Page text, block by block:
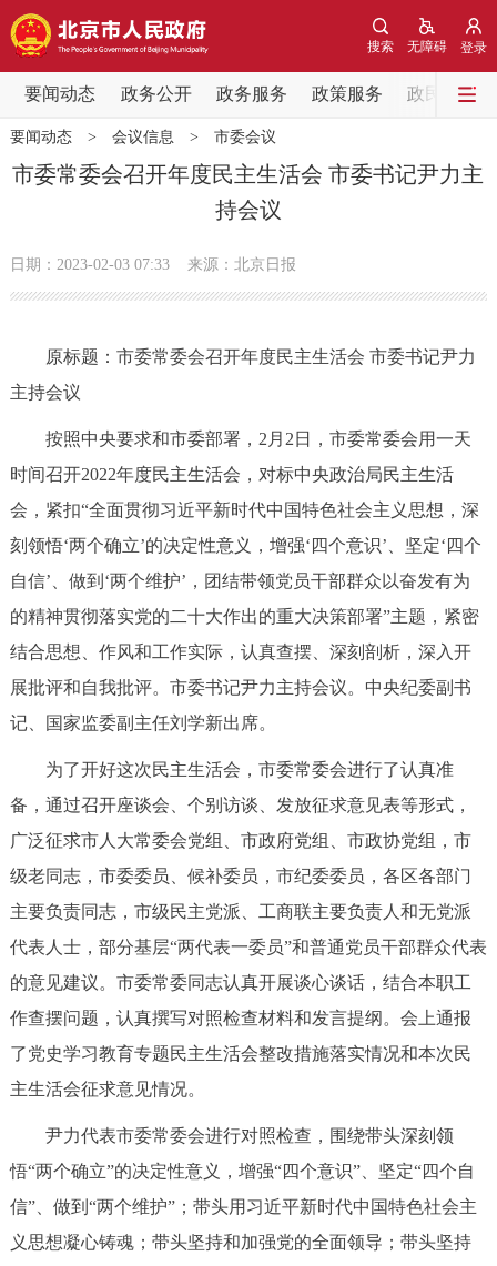
登录
无障碍
搜索
要闻动态 政务公开 政务服务 政策服务 政民互动
要闻动态
党中央精神 国务院信息
会议信息
市领导
决策公开 专题公开
政务服务
中介服务 阳光政务
12345网上接诉即办 我要咨询 我要建议
参与调查 在线访谈 图说互动
北京概况 十六区概览 人文北京
绿色北京 图说北京 视频北京
多语种
ENGLISH 한국어 日本語
要闻动态> 会议信息 > 市委会议
市委常委会召开年度民主生活会 市委书记尹力主
持会议
日期：2023-02-03 07:33 来源：北京日报
原标题：市委常委会召开年度民主生活会 市委书记尹力
主持会议
按照中央要求和市委部署，2月2日，市委常委会用一天
时间召开2022年度民主生活会，对标中央政治局民主生活
会，紧扣“全面贯彻习近平新时代中国特色社会主义思想，深
刻领悟‘两个确立’的决定性意义，增强‘四个意识’、坚定‘四个
自信’、做到‘两个维护’，团结带领党员干部群众以奋发有为
的精神贯彻落实党的二十大作出的重大决策部署”主题，紧密
结合思想、作风和工作实际，认真查摆、深刻剖析，深入开
展批评和自我批评。市委书记尹力主持会议。中央纪委副书
记、国家监委副主任刘学新出席。
为了开好这次民主生活会，市委常委会进行了认真准
备，通过召开座谈会、个别访谈、发放征求意见表等形式，
广泛征求市人大常委会党组、市政府党组、市政协党组，市
级老同志，市委委员、候补委员，市纪委委员，各区各部门
主要负责同志，市级民主党派、工商联主要负责人和无党派
代表人士，部分基层“两代表一委员”和普通党员干部群众代表
的意见建议。市委常委同志认真开展谈心谈话，结合本职工
作查摆问题，认真撰写对照检查材料和发言提纲。会上通报
了党史学习教育专题民主生活会整改措施落实情况和本次民
主生活会征求意见情况。
尹力代表市委常委会进行对照检查，围绕带头深刻领
悟“两个确立”的决定性意义，增强“四个意识”、坚定“四个自
信”、做到“两个维护”；带头用习近平新时代中国特色社会主
义思想凝心铸魂；带头坚持和加强党的全面领导；带头坚持